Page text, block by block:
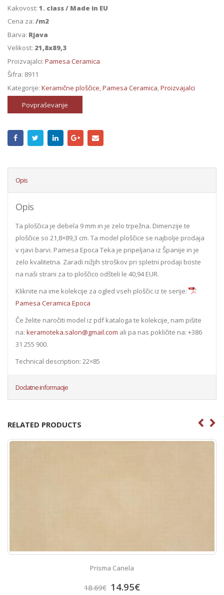
Kakovost: 1. class / Made in EU
Cena za: /m2
Barva: Rjava
Velikost: 21,8x89,3
Proizvajalci: Pamesa Ceramica
Šifra: 8911
Kategorije: Keramične ploščice,Pamesa Ceramica,Proizvajalci
Povpraševanje
Opis
Opis
Ta ploščica je debela 9 mm in je zelo trpežna. Dimenzije te
ploščice so 21,8×89,3 cm. Ta model ploščice se najbolje prodaja
v rjavi barvi. Pamesa Epoca Teka je pripeljana iz Španije in je
zelo kvalitetna. Zaradi nižjih stroškov pri spletni prodaji boste
na naši strani za to ploščico odšteli le 40,94 EUR.
Kliknite na ime kolekcije za ogled vseh ploščic iz te serije:
Pamesa Ceramica Epoca
Če želite naročiti model iz pdf kataloga te kolekcije, nam pišite
na: keramoteka.salon@gmail.com ali pa nas pokličite na: +386
31 255 900.
Technical description: 22×85
Dodatne informacije
RELATED PRODUCTS
Prisma Canela
18.69€ 14.95€